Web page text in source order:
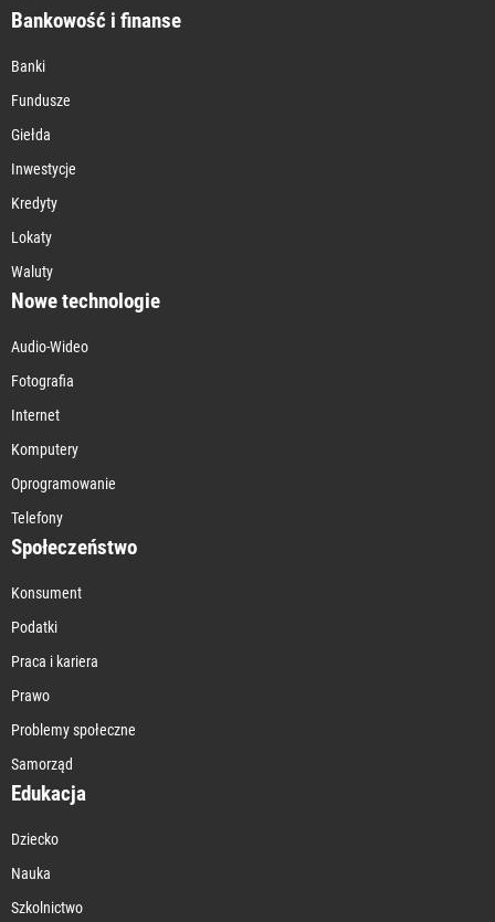
Bankowość i finanse
Banki
Fundusze
Giełda
Inwestycje
Kredyty
Lokaty
Waluty
Nowe technologie
Audio-Wideo
Fotografia
Internet
Komputery
Oprogramowanie
Telefony
Społeczeństwo
Konsument
Podatki
Praca i kariera
Prawo
Problemy społeczne
Samorząd
Edukacja
Dziecko
Nauka
Szkolnictwo